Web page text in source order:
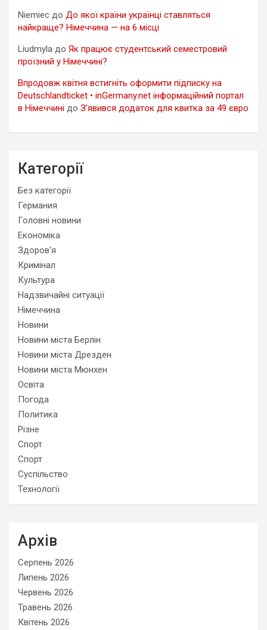
Niemiec до До якої країни українці ставляться
найкраще? Німеччина — на 6 місці
Liudmyla до Як працює студентський семестровий
проїзний у Німеччині?
Впродовж квітня встигніть оформити підписку на
Deutschlandticket • inGermany.net інформаційний портал
в Німеччині до З’явився додаток для квитка за 49 євро
Категорії
Без категорії
Германия
Головні новини
Економіка
Здоров'я
Кримінал
Культура
Надзвичайні ситуації
Німеччина
Новини
Новини міста Берлін
Новини міста Дрезден
Новини міста Мюнхен
Освіта
Погода
Политика
Різне
Спорт
Спорт
Суспільство
Технології
Архів
Серпень 2026
Липень 2026
Червень 2026
Травень 2026
Квітень 2026